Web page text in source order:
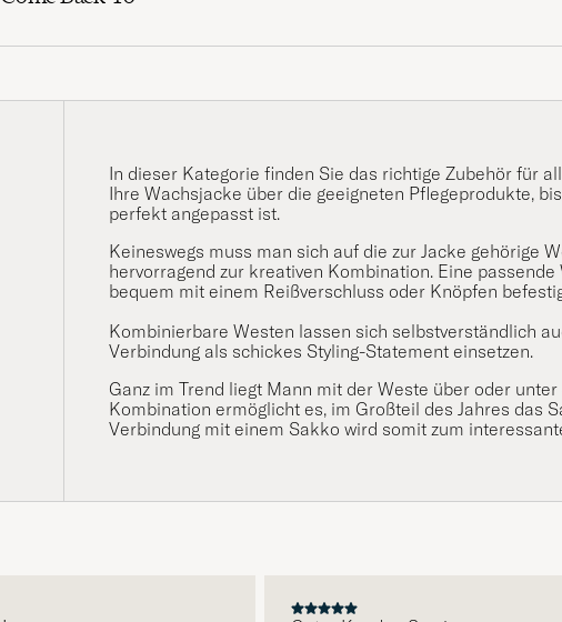
In dieser Kategorie finden Sie das richtige Zubehör für
Ihre Wachsjacke über die geeigneten Pflegeprodukte,
perfekt angepasst ist.
Keineswegs muss man sich auf die zur Jacke gehörige
hervorragend zur kreativen Kombination. Eine
bequem mit einem Reißverschluss oder Knöpfen
Kombinierbare Westen lassen sich selbstverständlich
Verbindung als schickes Styling-Statement einsetzen.
Ganz im Trend liegt Mann mit der Weste über oder
Kombination ermöglicht es, im Großteil des Jahres das
Verbindung mit einem Sakko wird somit zum